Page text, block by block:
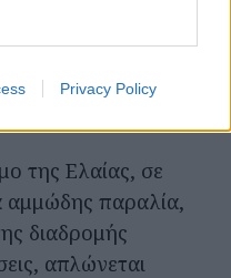
Privacy Policy
της Ελαίας, σε
αμμώδης παραλία,
διαδρομής
απλώνεται